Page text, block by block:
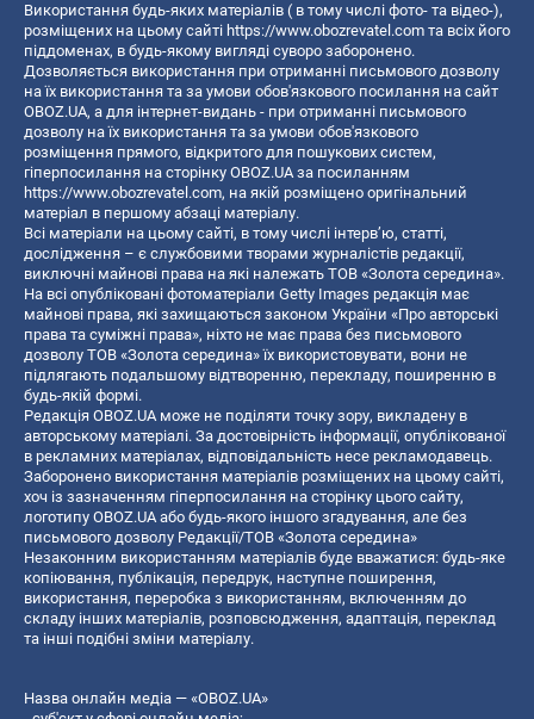
Використання будь-яких матеріалів ( в тому числі фото- та відео-),
розміщених на цьому сайті https://www.obozrevatel.com та всіх його
піддоменах, в будь-якому вигляді суворо заборонено.
Дозволяється використання при отриманні письмового дозволу
на їх використання та за умови обов'язкового посилання на сайт
OBOZ.UA, а для інтернет-видань - при отриманні письмового
дозволу на їх використання та за умови обов'язкового
розміщення прямого, відкритого для пошукових систем,
гіперпосилання на сторінку OBOZ.UA за посиланням
https://www.obozrevatel.com, на якій розміщено оригінальний
матеріал в першому абзаці матеріалу.
Всі матеріали на цьому сайті, в тому числі інтерв’ю, статті,
дослідження – є службовими творами журналістів редакції,
виключні майнові права на які належать ТОВ «Золота середина».
На всі опубліковані фотоматеріали Getty Images редакція має
майнові права, які захищаються законом України «Про авторські
права та суміжні права», ніхто не має права без письмового
дозволу ТОВ «Золота середина» їх використовувати, вони не
підлягають подальшому відтворенню, перекладу, поширенню в
будь-якій формі.
Редакція OBOZ.UA може не поділяти точку зору, викладену в
авторському матеріалі. За достовірність інформації, опублікованої
в рекламних матеріалах, відповідальність несе рекламодавець.
Заборонено використання матеріалів розміщених на цьому сайті,
хоч із зазначенням гіперпосилання на сторінку цього сайту,
логотипу OBOZ.UA або будь-якого іншого згадування, але без
письмового дозволу Редакції/ТОВ «Золота середина»
Незаконним використанням матеріалів буде вважатися: будь-яке
копiювання, публiкацiя, передрук, наступне поширення,
використання, переробка з використанням, включенням до
складу інших матеріалів, розповсюдження, адаптація, переклад
та інші подібні зміни матеріалу.
Назва онлайн медіа — «OBOZ.UA»